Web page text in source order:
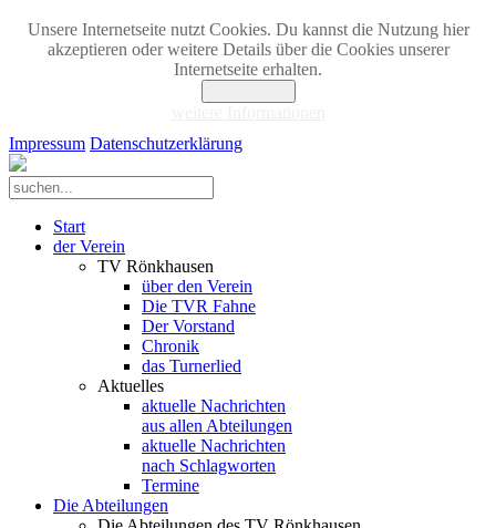
Unsere Internetseite nutzt Cookies. Du kannst die Nutzung hier
akzeptieren oder weitere Details über die Cookies unserer
Internetseite erhalten.
Impressum Datenschutzerklärung
Start
der Verein
TV Rönkhausen
über den Verein
Die TVR Fahne
Der Vorstand
Chronik
das Turnerlied
Aktuelles
aktuelle Nachrichten
aus allen Abteilungen
aktuelle Nachrichten
nach Schlagworten
Termine
Die Abteilungen